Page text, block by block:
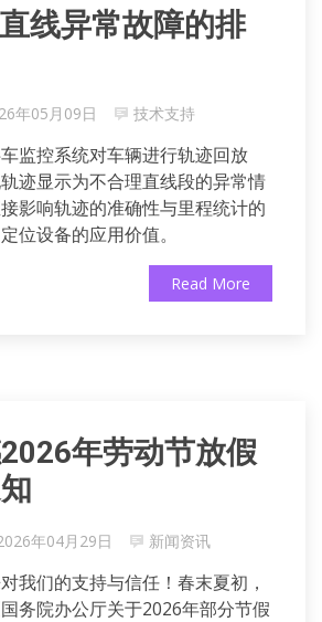
线异常故障的排
年05月09日 技术支持
监控系统对车辆进行轨迹回放
迹显示为不合理直线段的异常情
影响轨迹的准确性与里程统计的
位设备的应用价值。
Read More
年劳动节放假
年04月29日 新闻资讯
我们的支持与信任！春末夏初，
务院办公厅关于2026年部分节假